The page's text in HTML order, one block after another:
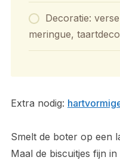
Decoratie:
meringue,
Extra nodig:
Smelt de boter op een
Maal de biscuitjes fijn